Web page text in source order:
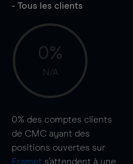
- Tous les clients
0%
N/A
0% des comptes clients
de CMC ayant des
positions ouvertes sur
Eramet s'attendent à une